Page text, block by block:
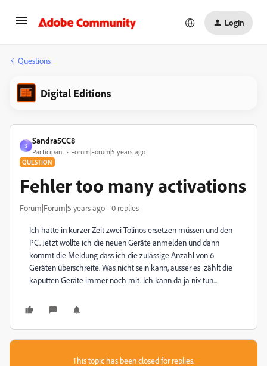
Login
Questions
Digital Editions
S
Sandra5CC8
Participant Forum|Forum|5 years ago
QUESTION
Fehler too many activations
Forum|Forum|5 years ago 0 replies
Ich hatte in kurzer Zeit zwei Tolinos ersetzen müssen und den
PC. Jetzt wollte ich die neuen Geräte anmelden und dann
kommt die Meldung dass ich die zulässige Anzahl von 6
Geräten überschreite. Was nicht sein kann, ausser es zählt die
kaputten Geräte immer noch mit. Ich kann da ja nix tun...
This topic has been closed for replies.